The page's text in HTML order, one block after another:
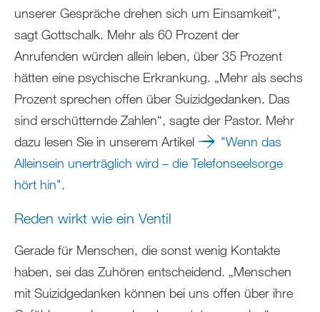
unserer Gespräche drehen sich um Einsamkeit“,
sagt Gottschalk. Mehr als 60 Prozent der
Anrufenden würden allein leben, über 35 Prozent
hätten eine psychische Erkrankung. „Mehr als sechs
Prozent sprechen offen über Suizidgedanken. Das
sind erschütternde Zahlen“, sagte der Pastor. Mehr
dazu lesen Sie in unserem Artikel
"Wenn das
Alleinsein unerträglich wird – die Telefonseelsorge
hört hin".
Reden wirkt wie ein Ventil
Gerade für Menschen, die sonst wenig Kontakte
haben, sei das Zuhören entscheidend. „Menschen
mit Suizidgedanken können bei uns offen über ihre